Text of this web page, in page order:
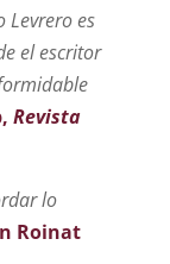
Levrero es
el escritor
Revista
lo
Roinat